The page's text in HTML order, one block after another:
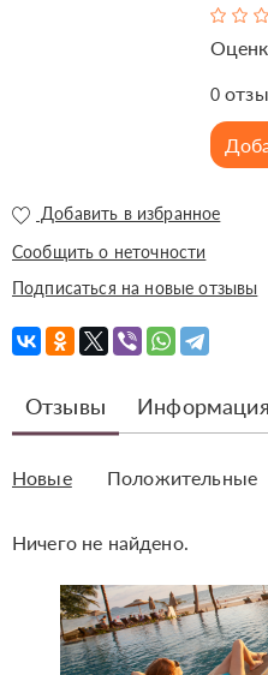
0
Добавить в избранное
Сообщить о неточности
Подписаться на новые отзывы
Отзывы Информация
Новые Положительные
Ничего не найдено.